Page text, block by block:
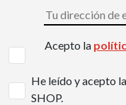
Acepto la
He leído y acepto la
SHOP.